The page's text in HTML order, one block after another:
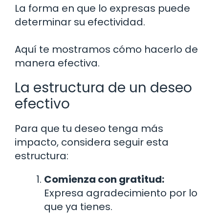
La forma en que lo expresas puede
determinar su efectividad.
Aquí te mostramos cómo hacerlo de
manera efectiva.
La estructura de un deseo
efectivo
Para que tu deseo tenga más
impacto, considera seguir esta
estructura:
Comienza con gratitud:
Expresa agradecimiento por lo
que ya tienes.